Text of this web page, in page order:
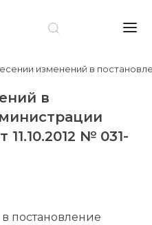
изменений в
в
№ 031-
постановление